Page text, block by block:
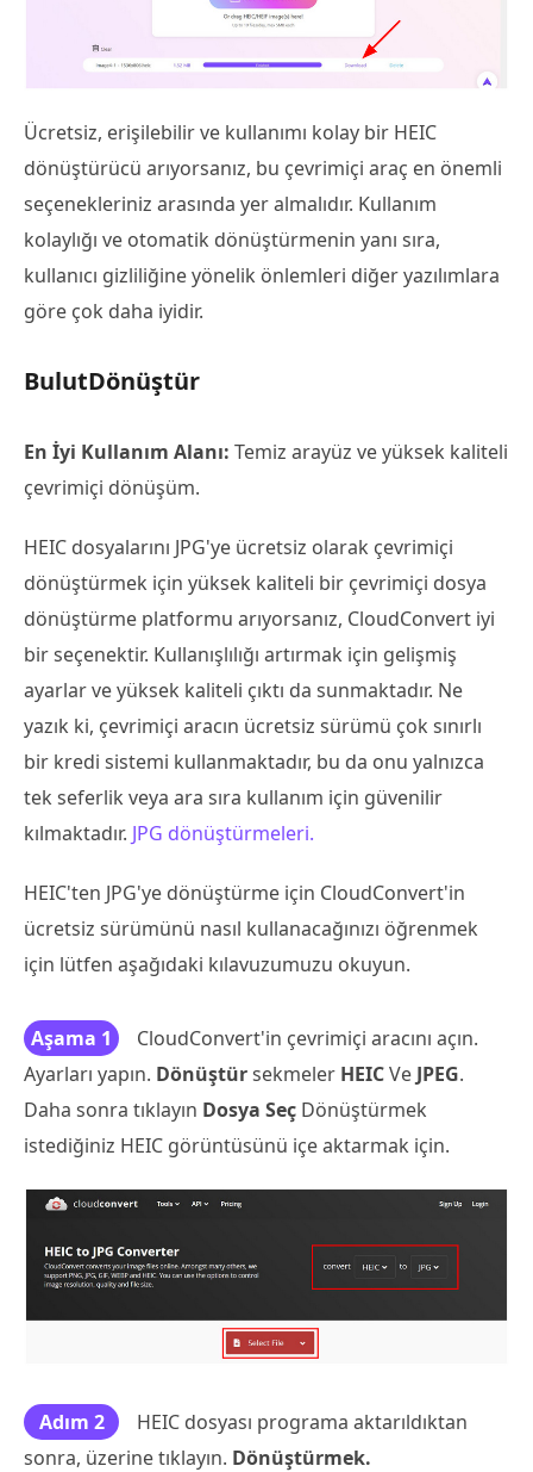
Ücretsiz, erişilebilir ve kullanımı kolay bir HEIC
dönüştürücü arıyorsanız, bu çevrimiçi araç en önemli
seçenekleriniz arasında yer almalıdır. Kullanım
kolaylığı ve otomatik dönüştürmenin yanı sıra,
kullanıcı gizliliğine yönelik önlemleri diğer yazılımlara
göre çok daha iyidir.
BulutDönüştür
En İyi Kullanım Alanı: Temiz arayüz ve yüksek kaliteli
çevrimiçi dönüşüm.
HEIC dosyalarını JPG'ye ücretsiz olarak çevrimiçi
dönüştürmek için yüksek kaliteli bir çevrimiçi dosya
dönüştürme platformu arıyorsanız, CloudConvert iyi
bir seçenektir. Kullanışlılığı artırmak için gelişmiş
ayarlar ve yüksek kaliteli çıktı da sunmaktadır. Ne
yazık ki, çevrimiçi aracın ücretsiz sürümü çok sınırlı
bir kredi sistemi kullanmaktadır, bu da onu yalnızca
tek seferlik veya ara sıra kullanım için güvenilir
kılmaktadır. JPG dönüştürmeleri.
HEIC'ten JPG'ye dönüştürme için CloudConvert'in
ücretsiz sürümünü nasıl kullanacağınızı öğrenmek
için lütfen aşağıdaki kılavuzumuzu okuyun.
Aşama 1
CloudConvert'in çevrimiçi aracını açın.
Ayarları yapın. Dönüştürsekmeler HEICVe JPEG.
Daha sonra tıklayın Dosya Seç Dönüştürmek
istediğiniz HEIC görüntüsünü içe aktarmak için.
Adım 2
HEIC dosyası programa aktarıldıktan
sonra, üzerine tıklayın. Dönüştürmek.